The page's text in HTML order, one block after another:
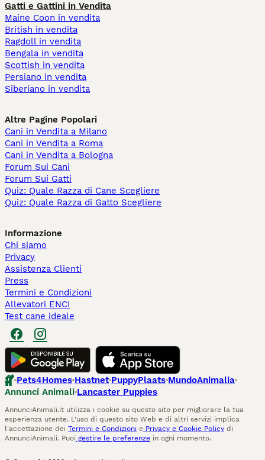
Gatti e Gattini in Vendita
Maine Coon in vendita
British in vendita
Ragdoll in vendita
Bengala in vendita
Scottish in vendita
Persiano in vendita
Siberiano in vendita
Altre Pagine Popolari
Cani in Vendita a Milano
Cani in Vendita a Roma
Cani in Vendita a Bologna
Forum Sui Cani
Forum Sui Gatti
Quiz: Quale Razza di Cane Scegliere
Quiz: Quale Razza di Gatto Scegliere
Informazione
Chi siamo
Privacy
Assistenza Clienti
Press
Termini e Condizioni
Allevatori ENCI
Test cane ideale
Pets4Homes Hastnet PuppyPlaats MundoAnimalia
Annunci Animali Lancaster Puppies
AnnunciAnimali.it utilizza i cookie su questo sito per migliorare la tua
esperienza utente. L'uso di questo sito Web e di altri servizi implica
l'accettazione dei Termini e Condizioni e Privacy e Cookie Policy di
AnnunciAnimali. Puoi gestire le preferenze in ogni momento.